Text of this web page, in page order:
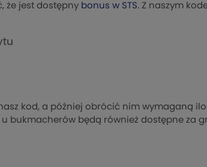
że jest dostępny bonus w STS. Z naszym
kod, a później obrócić nim wymaganą
u bukmacherów będą również dostępne za